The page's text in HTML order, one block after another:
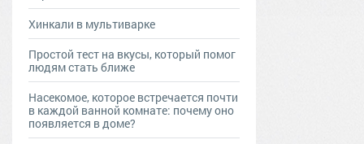
Хинкали в мультиварке
Простой тест на вкусы, который помог
людям стать ближе
Насекомое, которое встречается почти
в каждой ванной комнате: почему оно
появляется в доме?